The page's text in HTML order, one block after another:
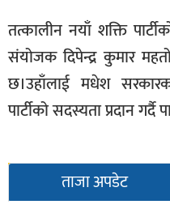
समाज
शिक्षा
विचार
तत्कालीन नयाँ शक्ति
संयोजक दिपेन्द्र कुमार
छ।उहाँलाई मधेश
पार्टीको सदस्यता प्रदान गर्दै
ताजा अपडेट